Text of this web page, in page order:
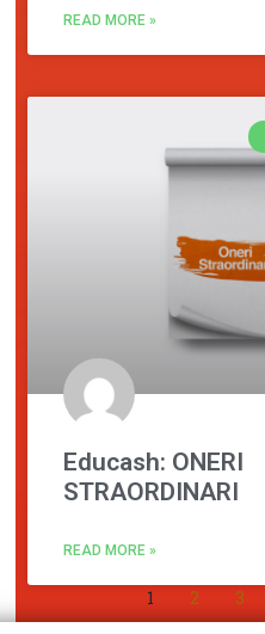
READ MORE »
Educash: ONERI
STRAORDINARI
READ MORE »
1 2 3